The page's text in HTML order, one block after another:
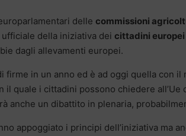
delle commissioni
della iniziativa dei cittadini europei
dagli allevamenti europei.
firme in un anno ed è ad oggi quella con
il quale i cittadini possono chiedere
anche un dibattito in plenaria,
appoggiato i principi dell’iniziativa ma